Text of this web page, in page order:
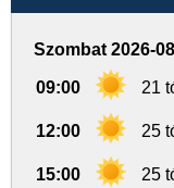
Szombat 2026-
09:00 21
12:00 25
15:00 25